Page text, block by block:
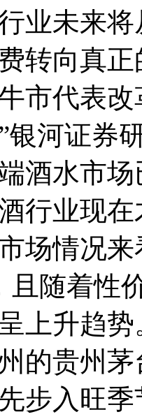
业未来
转向真
市代表
银河证券
酒水市
行业现
场情况
且随着性
上升趋
的贵州
步入旺